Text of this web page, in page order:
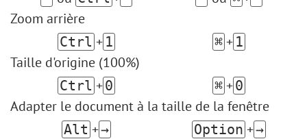
Zoom arrière
Ctrl + 1 ⌘ + 1
Taille d'origine (100%)
Ctrl +0 ⌘ +0
Adapter le document à la taille de la fenêtre
Alt +→ Option +→